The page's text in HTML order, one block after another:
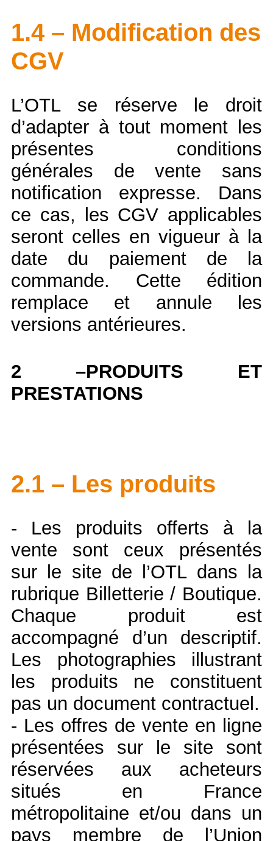
1.4 – Modification des
CGV
L’OTL se réserve le droit
d’adapter à tout moment les
présentes conditions
générales de vente sans
notification expresse. Dans
ce cas, les CGV applicables
seront celles en vigueur à la
date du paiement de la
commande. Cette édition
remplace et annule les
versions antérieures.
2 –PRODUITS ET
PRESTATIONS
2.1 – Les produits
- Les produits offerts à la
vente sont ceux présentés
sur le site de l’OTL dans la
rubrique Billetterie / Boutique.
Chaque produit est
accompagné d’un descriptif.
Les photographies illustrant
les produits ne constituent
pas un document contractuel.
- Les offres de vente en ligne
présentées sur le site sont
réservées aux acheteurs
situés en France
métropolitaine et/ou dans un
pays membre de l’Union